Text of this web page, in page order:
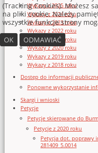
Wykazy z 2025 roku
Wykazy z 2024 roku
Wykazy z 2023 roku
Wykazy z 2022 roku
Wykazy z 2021 roku
Wykazy z 2020 roku
Wykazy z 2019 roku
Wykazy z 2018 roku
Dostęp do informacji
Ponowne wykorzystanie
Skargi i wnioski
Petycje
Petycje skierowane do
Petycje z 2020 roku
Petycja dot. poprawy
281409_5.0014
(Tracking Cookies). Możesz
na pliki cookie. Należy
wszystkie funkcje strony
OK
ODMAWIAĆ